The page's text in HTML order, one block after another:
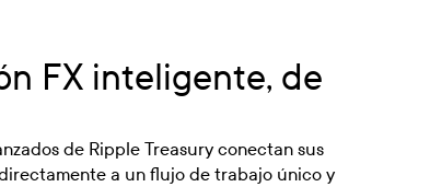
FX inteligente, de
de Ripple Treasury conectan sus
a un flujo de trabajo único y